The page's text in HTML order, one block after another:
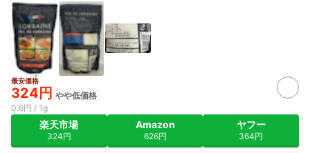
最安価格
324円 やや低価格
0.6円 / 1g
楽天市場
324円
Amazon
626円
ヤフー
364円